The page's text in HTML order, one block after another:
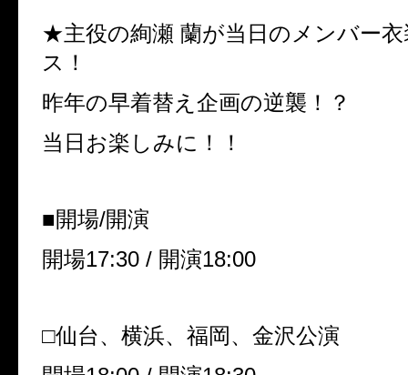
★主役の絢瀬 蘭が当日のメンバー
ス！
昨年の早着替え企画の逆襲！？
当日お楽しみに！！
■開場/開演
開場17:30 / 開演18:00
□仙台、横浜、福岡、金沢公演